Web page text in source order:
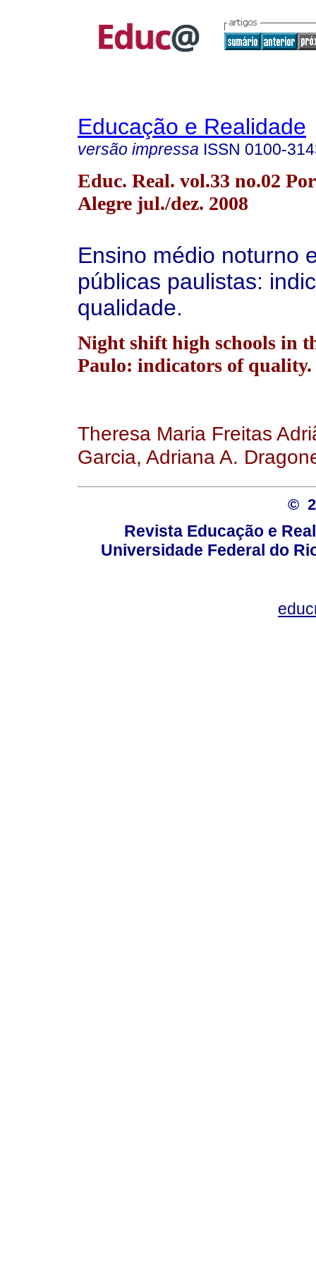
Educação e Realidade
versão impressa ISSN 0100-
Educ. Real. vol.33 no.02
Alegre jul./dez. 2008
Ensino médio noturno
públicas paulistas:
qualidade.
Night shift high schools in
Paulo: indicators of quality.
Theresa Maria Freitas
Garcia, Adriana A.
©
Revista Educação e
Universidade Federal do